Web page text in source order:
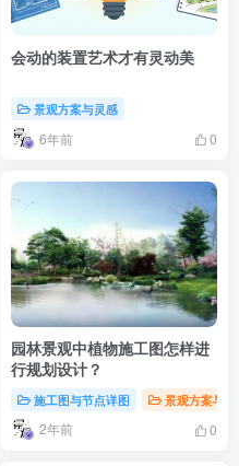
会动的装置艺术才有灵动美
景观方案与灵感
6年前 0
园林景观中植物施工图怎样进
行规划设计？
施工图与节点详图 景观方案与
2年前 0